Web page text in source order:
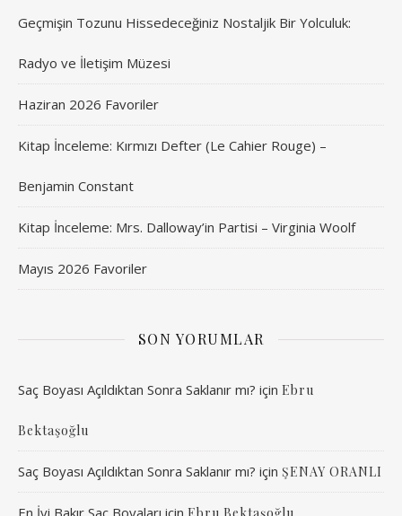
Geçmişin Tozunu Hissedeceğiniz Nostaljik Bir Yolculuk:
Radyo ve İletişim Müzesi
Haziran 2026 Favoriler
Kitap İnceleme: Kırmızı Defter (Le Cahier Rouge) –
Benjamin Constant
Kitap İnceleme: Mrs. Dalloway’in Partisi – Virginia Woolf
Mayıs 2026 Favoriler
SON YORUMLAR
Saç Boyası Açıldıktan Sonra Saklanır mı? için Ebru
Bektaşoğlu
Saç Boyası Açıldıktan Sonra Saklanır mı? için ŞENAY ORANLI
En İyi Bakır Saç Boyaları için